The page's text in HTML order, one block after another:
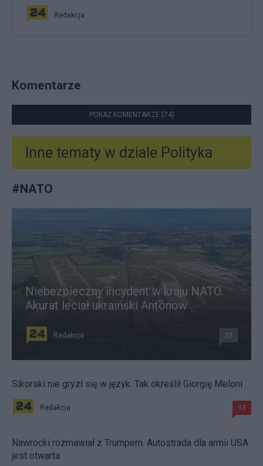
Redakcja
Komentarze
POKAŻ KOMENTARZE (74)
Inne tematy w dziale Polityka
#NATO
Niebezpieczny incydent w kraju NATO.
Akurat leciał ukraiński Antonow
Redakcja 33
Sikorski nie gryzł się w język. Tak określił Giorgię Meloni
Redakcja 93
Nawrocki rozmawiał z Trumpem. Autostrada dla armii USA
jest otwarta